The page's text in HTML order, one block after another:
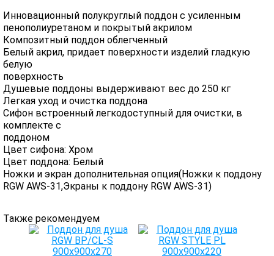
Инновационный полукруглый поддон с усиленным
пенополиуретаном и покрытый акрилом
Композитный поддон облегченный
Белый акрил, придает поверхности изделий гладкую
белую
поверхность
Душевые поддоны выдерживают вес до 250 кг
Легкая уход и очистка поддона
Сифон встроенный легкодоступный для очистки, в
комплекте с
поддоном
Цвет сифона: Хром
Цвет поддона: Белый
Ножки и экран дополнительная опция(Ножки к поддону
RGW AWS-31,Экраны к поддону RGW AWS-31)
Также рекомендуем